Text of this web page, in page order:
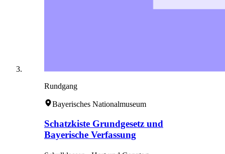
Rundgang
Bayerisches Nationalmuseum
Schatzkiste Grundgesetz und
Bayerische Verfassung